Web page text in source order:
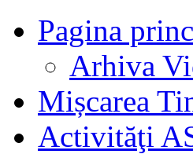
Pagina
Arhiva
Mișcarea
Activităţi